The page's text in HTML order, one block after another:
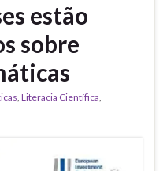
estão
sobre
, Literacia Científica,